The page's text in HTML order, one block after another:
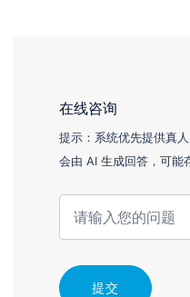
在线咨询
提示：系统优先提供真
会由 AI 生成回答，可能
提交